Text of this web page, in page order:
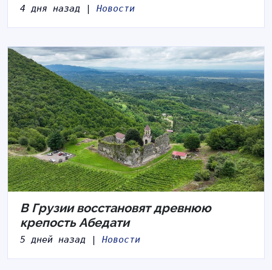
4 дня назад | Новости
В Грузии восстановят древнюю
крепость Абедати
5 дней назад | Новости